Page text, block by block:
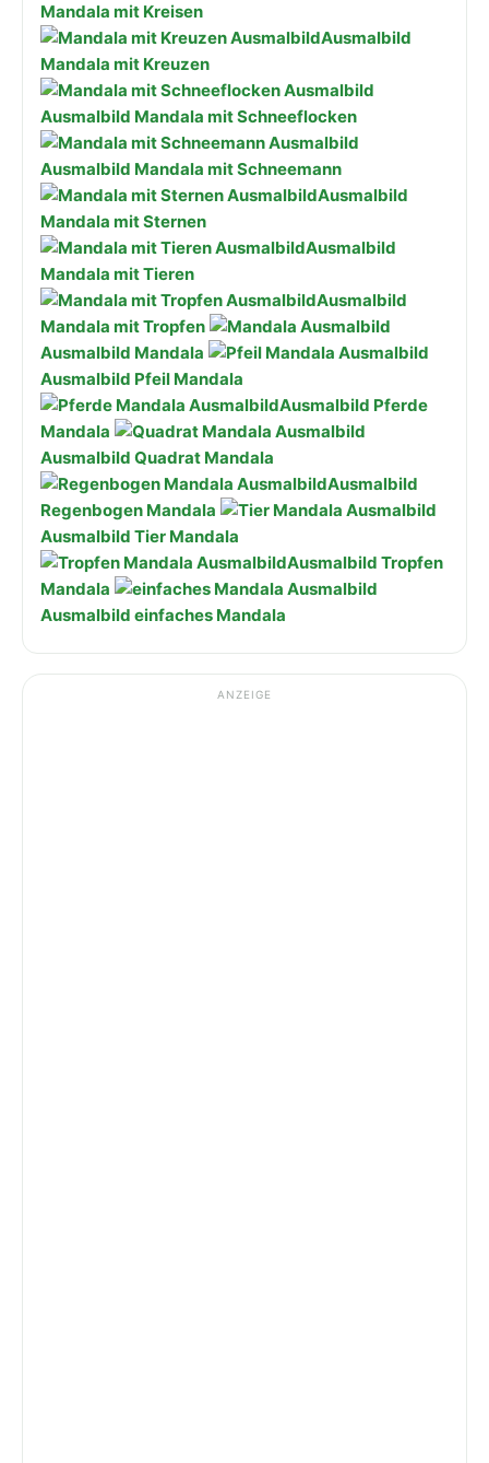
Mandala mit Kreisen
Ausmalbild
Mandala mit Kreuzen
Ausmalbild Mandala mit Schneeflocken
Ausmalbild Mandala mit Schneemann
Ausmalbild
Mandala mit Sternen
Ausmalbild
Mandala mit Tieren
Ausmalbild
Mandala mit Tropfen
Ausmalbild Mandala
Ausmalbild Pfeil Mandala
Ausmalbild Pferde
Mandala
Ausmalbild Quadrat Mandala
Ausmalbild
Regenbogen Mandala
Ausmalbild Tier Mandala
Ausmalbild Tropfen
Mandala
Ausmalbild einfaches Mandala
ANZEIGE